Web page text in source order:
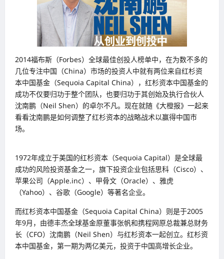
2014福布斯（Forbes）全球最佳创投人榜单中，在为数不多的
几位专注中国（China）市场的投资人中就有两位来自红杉资
本中国基金（Sequoia Capital China），红杉资本中国基金的
成功不仅要归功于整个团队，也要归功于其创始及执行合伙人
沈南鹏（Neil Shen）的卓尔不凡。现在就随《大橙报》一起来
看看沈南鹏是如何调整了红杉资本的战略战术以赢得中国市
场。
1972年成立于美国的红杉资本（Sequoia Capital）是全球最
成功的风险投资基金之一，旗下投资企业包括思科（Cisco）、
苹果公司（Apple.inc）、甲骨文（Oracle）、雅虎
（Yahoo）、谷歌（Google）等著名企业。
而红杉资本中国基金（Sequoia Capital China）则是于2005
年9月，由德丰杰全球基金原董事张帆和携程网原总裁兼总财务
长（CFO）沈南鹏（Neil Shen）与红杉资本一起创立。红杉资
本中国基金，第一期为两亿美元，投资于中国高增长企业。